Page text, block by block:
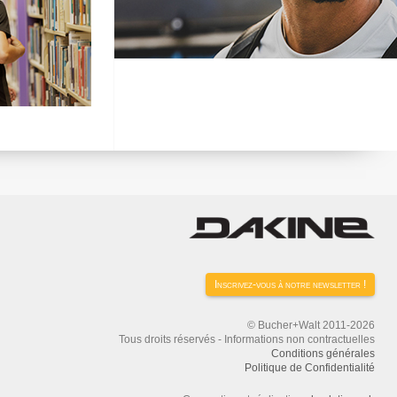
Inscrivez-vous à notre newsletter !
© Bucher+Walt 2011-2026
Tous droits réservés - Informations non contractuelles
Conditions générales
Politique de Confidentialité